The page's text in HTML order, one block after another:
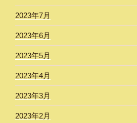
2023年7月
2023年6月
2023年5月
2023年4月
2023年3月
2023年2月